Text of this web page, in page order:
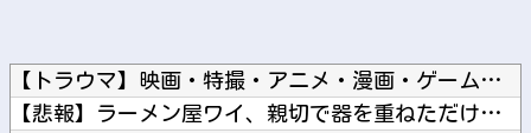
【トラウマ】映画・特撮・アニメ・漫画・ゲームで「主人公がガチ...
【悲報】ラーメン屋ワイ、親切で器を重ねただけなのにクソ店主に...